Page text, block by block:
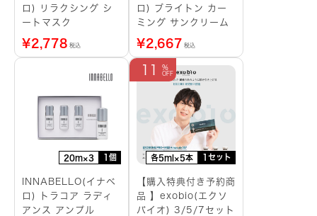
ロ) リラクシング シ
ートマスク
¥2,778 税込
ロ) ブライトン カー
ミング サンクリーム
¥2,667 税込
20m×3 1個
INNABELLO(イナベ
ロ) トラコア ラディ
アンス アンプル
各5ml×5本 1セット
11
【購入特典付き予約商
品 】exobio(エクソ
バイオ) 3/5/7セット